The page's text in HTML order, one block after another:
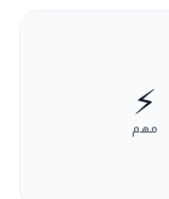
⚡
مهم